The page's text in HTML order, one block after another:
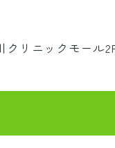
クリニックモール